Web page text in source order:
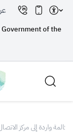
of the
واردة إلى مركز الاتصال في 10